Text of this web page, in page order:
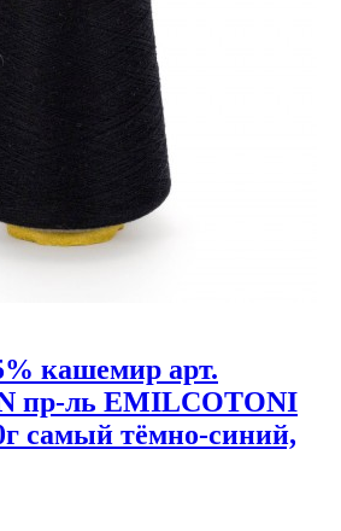
кашемир арт.
пр-ль EMILCOTONI
самый тёмно-синий,